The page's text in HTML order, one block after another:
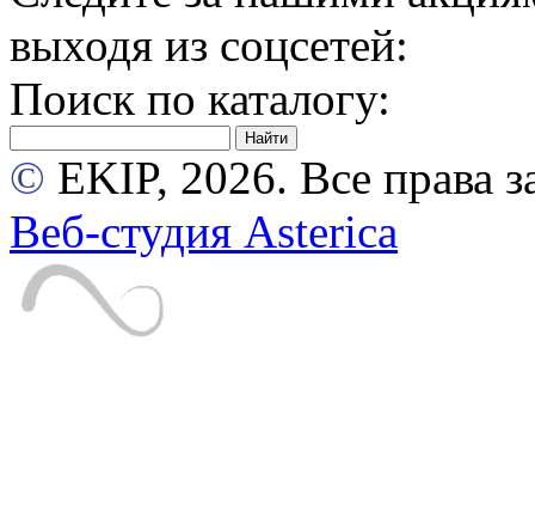
выходя из соцсетей:
Поиск по каталогу:
© EKIP, 2026. Все права
Веб-студия Asterica